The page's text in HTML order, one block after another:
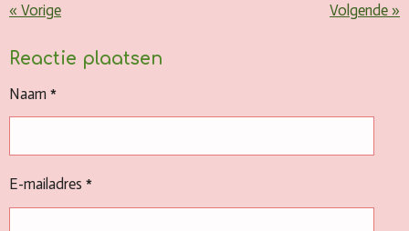
« Vorige Volgende »
Reactie plaatsen
Naam *
E-mailadres *